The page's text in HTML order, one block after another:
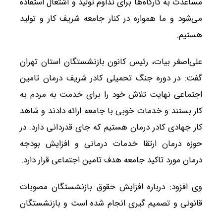
می‌شود و ما همواره در کنار جامعه شریف کار و تولید
هستیم.
علی‌اصغر بیات، رئیس کانون بازنشستگان استان تهران
گفت: در دوره جنگ تحمیلی کادر شریف درمان تامین
اجتماعی نهایت تلاش خود را برای خدمت به مردم به
کار بستند و خدمات خوبی با جامعه ارائه دادند و شاهد
کار جهادی کادر درمان هستیم که جای قدردانی دارد. در
حوزه درمان ارتقا خدمات درمانی و افزایش بودجه
درمان مورد تاکید جامعه هدف تامین اجتماعی قرار دارد.
وی افزود: درباره افزایش حقوق بازنشستگان مصوبات
قانونی و تصمیم گیری انجام شده است و بازنشستگان